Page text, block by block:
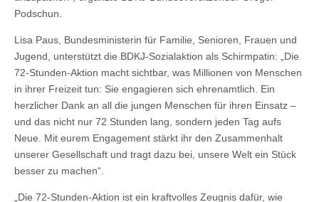
Podschun.
Lisa Paus, Bundesministerin für Familie, Senioren, Frauen und
Jugend, unterstützt die BDKJ-Sozialaktion als Schirmpatin: „Die
72-Stunden-Aktion macht sichtbar, was Millionen von Menschen
in ihrer Freizeit tun: Sie engagieren sich ehrenamtlich. Ein
herzlicher Dank an all die jungen Menschen für ihren Einsatz –
und das nicht nur 72 Stunden lang, sondern jeden Tag aufs
Neue. Mit eurem Engagement stärkt ihr den Zusammenhalt
unserer Gesellschaft und tragt dazu bei, unsere Welt ein Stück
besser zu machen“.
„Die 72-Stunden-Aktion ist ein kraftvolles Zeugnis dafür, wie